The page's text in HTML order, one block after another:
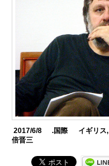
2017/6/8 .国際 イギリス,
倍晋三